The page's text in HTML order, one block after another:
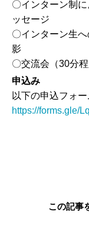
〇インターン制
ッセージ
〇インターン生
影
〇交流会（30分程
申込み
以下の申込フォ
https://forms.gle/
この記事